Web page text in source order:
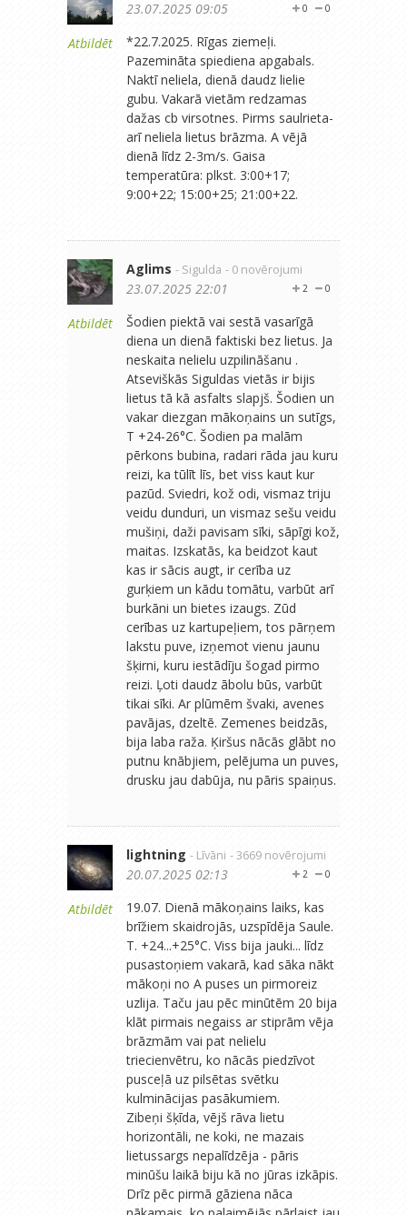
Atbildēt
0
0
23.07.2025 09:05
*22.7.2025. Rīgas ziemeļi.
Pazemināta spiediena apgabals.
Naktī neliela, dienā daudz lielie
gubu. Vakarā vietām redzamas
dažas cb virsotnes. Pirms saulrieta-
arī neliela lietus brāzma. A vējā
dienā līdz 2-3m/s. Gaisa
temperatūra: plkst. 3:00+17;
9:00+22; 15:00+25; 21:00+22.
Atbildēt
Aglims - Sigulda - 0 novērojumi
0
2
23.07.2025 22:01
Šodien piektā vai sestā vasarīgā
diena un dienā faktiski bez lietus. Ja
neskaita nelielu uzpilināšanu .
Atseviškās Siguldas vietās ir bijis
lietus tā kā asfalts slapjš. Šodien un
vakar diezgan mākoņains un sutīgs,
T +24-26°C. Šodien pa malām
pērkons bubina, radari rāda jau kuru
reizi, ka tūlīt līs, bet viss kaut kur
pazūd. Sviedri, kož odi, vismaz triju
veidu dunduri, un vismaz sešu veidu
mušiņi, daži pavisam sīki, sāpīgi kož,
maitas. Izskatās, ka beidzot kaut
kas ir sācis augt, ir cerība uz
gurķiem un kādu tomātu, varbūt arī
burkāni un bietes izaugs. Zūd
cerības uz kartupeļiem, tos pārņem
lakstu puve, izņemot vienu jaunu
šķirni, kuru iestādīju šogad pirmo
reizi. Ļoti daudz ābolu būs, varbūt
tikai sīki. Ar plūmēm švaki, avenes
pavājas, dzeltē. Zemenes beidzās,
bija laba raža. Ķiršus nācās glābt no
putnu knābjiem, pelējuma un puves,
drusku jau dabūja, nu pāris spaiņus.
Atbildēt
lightning - Līvāni - 3669 novērojumi
0
2
20.07.2025 02:13
19.07. Dienā mākoņains laiks, kas
brīžiem skaidrojās, uzspīdēja Saule.
T. +24...+25°C. Viss bija jauki... līdz
pusastoņiem vakarā, kad sāka nākt
mākoņi no A puses un pirmoreiz
uzlija. Taču jau pēc minūtēm 20 bija
klāt pirmais negaiss ar stiprām vēja
brāzmām vai pat nelielu
triecienvētru, ko nācās piedzīvot
pusceļā uz pilsētas svētku
kulminācijas pasākumiem.
Zibeņi šķīda, vējš rāva lietu
horizontāli, ne koki, ne mazais
lietussargs nepalīdzēja - pāris
minūšu laikā biju kā no jūras izkāpis.
Drīz pēc pirmā gāziena nāca